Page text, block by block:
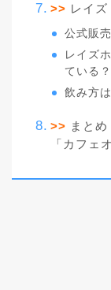
>> レイ
公式販
レイズ
ている？
飲み方
>> まと
「カフェ